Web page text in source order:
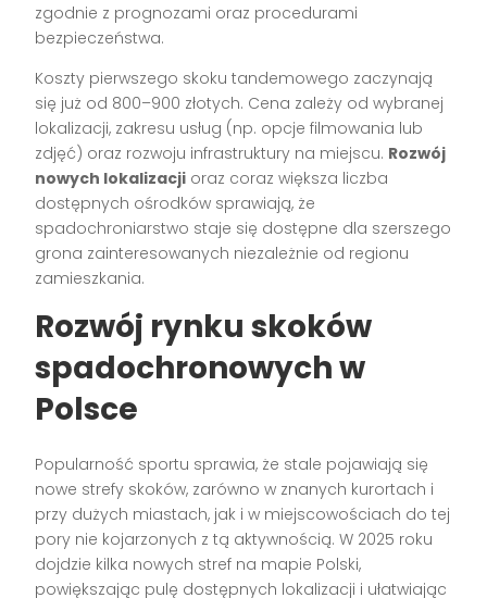
zgodnie z prognozami oraz procedurami
bezpieczeństwa.
Koszty pierwszego skoku tandemowego zaczynają
się już od 800–900 złotych. Cena zależy od wybranej
lokalizacji, zakresu usług (np. opcje filmowania lub
zdjęć) oraz rozwoju infrastruktury na miejscu. Rozwój
nowych lokalizacji oraz coraz większa liczba
dostępnych ośrodków sprawiają, że
spadochroniarstwo staje się dostępne dla szerszego
grona zainteresowanych niezależnie od regionu
zamieszkania.
Rozwój rynku skoków
spadochronowych w
Polsce
Popularność sportu sprawia, że stale pojawiają się
nowe strefy skoków, zarówno w znanych kurortach i
przy dużych miastach, jak i w miejscowościach do tej
pory nie kojarzonych z tą aktywnością. W 2025 roku
dojdzie kilka nowych stref na mapie Polski,
powiększając pulę dostępnych lokalizacji i ułatwiając